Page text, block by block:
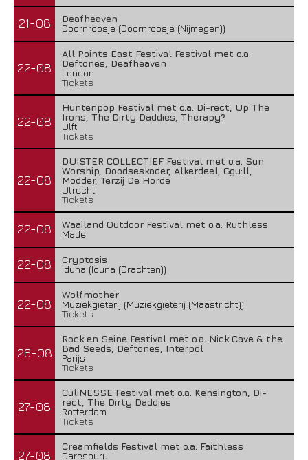
21-08
Deafheaven
Doornroosje (Doornroosje (Nijmegen))
22-08
All Points East Festival Festival met o.a.
Deftones, Deafheaven
London
Tickets
22-08
Huntenpop Festival met o.a. Di-rect, Up The
Irons, The Dirty Daddies, Therapy?
Ulft
Tickets
22-08
DUISTER COLLECTIEF Festival met o.a. Sun
Worship, Doodseskader, Alkerdeel, Ggu:ll,
Modder, Terzij De Horde
Utrecht
Tickets
22-08
Waailand Outdoor Festival met o.a. Ruthless
Made
22-08
Cryptosis
Iduna (Iduna (Drachten))
22-08
Wolfmother
Muziekgieterij (Muziekgieterij (Maastricht))
Tickets
26-08
Rock en Seine Festival met o.a. Nick Cave & the
Bad Seeds, Deftones, Interpol
Parijs
Tickets
27-08
CuliNESSE Festival met o.a. Kensington, Di-
rect, The Dirty Daddies
Rotterdam
Tickets
27-08
Creamfields Festival met o.a. Faithless
Daresbury